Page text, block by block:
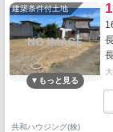
建築条件付土地
共和ハウジング(株)